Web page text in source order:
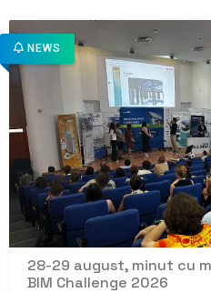
NEWS
28-29 august, minut cu
BIM Challenge 2026